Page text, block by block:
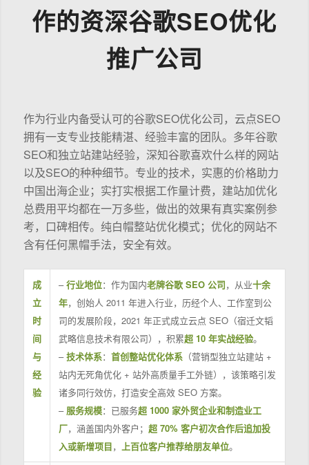
作的资深谷歌SEO优化
推广公司
作为行业内备受认可的谷歌SEO优化公司，云点SEO
拥有一支专业技能精湛、经验丰富的团队。多年谷歌
SEO和独立站建站经验，深知谷歌喜欢什么样的网站
以及SEO的种种细节。专业的技术，实惠的价格助力
中国出海企业；实打实根据工作量计费，建站加优化
总费用平均都在一万多些，做出的效果有真实案例参
考，口碑相传。纯白帽整站优化模式；优化的网站不
含有任何黑帽手法，安全有效。
成
立
时
间
与
经
验
–行业地位：作为国内老牌谷歌 SEO 公司，从业十余
年，创始人 2011 年进入行业，历经个人、工作室到公
司的发展阶段，2021 年正式成立云点 SEO（宿迁文韬
武略信息技术有限公司），积累超 10 年实战经验。
–技术体系： 首创整站优化体系（营销型独立站建站 +
站内无死角优化 + 站外高质量手工外链），该策略引发
诸多同行效仿，打造安全高效 SEO 方案。
– 服务规模：已服务超 1000 家外贸企业和制造业工
厂，涵盖国内外客户； 超 70% 客户初次合作后追加投
入或新增项目， 上百位客户推荐给朋友单位。